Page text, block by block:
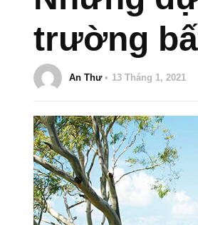
trường
An Thư 13 Tháng 1, 2021